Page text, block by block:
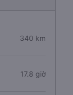
340 km
17.8 giờ